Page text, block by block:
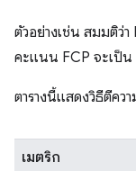
ตัวอย่างเช่น สมมติว่
คะแนน FCP จะเป็
ตารางนี้แสดงวิธีตีคว
เมตริก